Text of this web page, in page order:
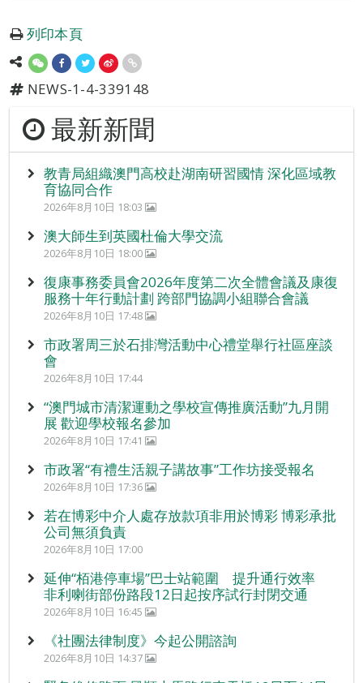
列印本頁
NEWS-1-4-339148
最新新聞
教青局組織澳門高校赴湖南研習國情 深化區域教
育協同合作
2026年8月10日 18:03
澳大師生到英國杜倫大學交流
2026年8月10日 18:00
復康事務委員會2026年度第二次全體會議及康復
服務十年行動計劃 跨部門協調小組聯合會議
2026年8月10日 17:48
市政署周三於石排灣活動中心禮堂舉行社區座談
會
2026年8月10日 17:44
“澳門城市清潔運動之學校宣傳推廣活動”九月開
展 歡迎學校報名參加
2026年8月10日 17:41
市政署“有禮生活親子講故事”工作坊接受報名
2026年8月10日 17:36
若在博彩中介人處存放款項非用於博彩 博彩承批
公司無須負責
2026年8月10日 17:00
延伸“栢港停車場”巴士站範圍 提升通行效率
非利喇街部份路段12日起按序試行封閉交通
2026年8月10日 16:45
《社團法律制度》今起公開諮詢
2026年8月10日 14:37